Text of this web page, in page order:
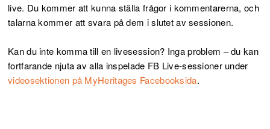
live. Du kommer att kunna ställa frågor i kommentarerna, och
talarna kommer att svara på dem i slutet av sessionen.
Kan du inte komma till en livesession? Inga problem – du kan
fortfarande njuta av alla inspelade FB Live-sessioner under
videosektionen på MyHeritages Facebooksida.